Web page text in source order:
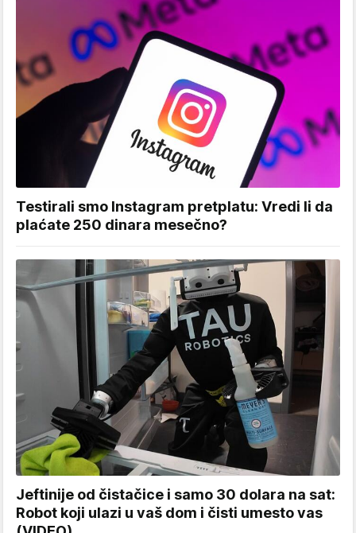
Testirali smo Instagram pretplatu: Vredi li da
plaćate 250 dinara mesečno?
Jeftinije od čistačice i samo 30 dolara na sat:
Robot koji ulazi u vaš dom i čisti umesto vas